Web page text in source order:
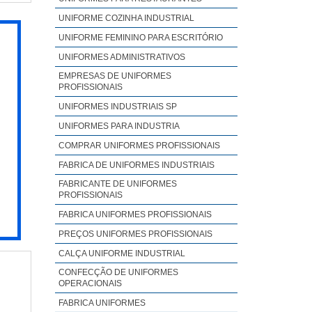
e
no
e
UNIFORME COZINHA INDUSTRIAL
UNIFORME FEMININO PARA ESCRITÓRIO
UNIFORMES ADMINISTRATIVOS
EMPRESAS DE UNIFORMES
PROFISSIONAIS
UNIFORMES INDUSTRIAIS SP
UNIFORMES PARA INDUSTRIA
COMPRAR UNIFORMES PROFISSIONAIS
FABRICA DE UNIFORMES INDUSTRIAIS
FABRICANTE DE UNIFORMES
PROFISSIONAIS
FABRICA UNIFORMES PROFISSIONAIS
PREÇOS UNIFORMES PROFISSIONAIS
CALÇA UNIFORME INDUSTRIAL
CONFECÇÃO DE UNIFORMES
OPERACIONAIS
FABRICA UNIFORMES